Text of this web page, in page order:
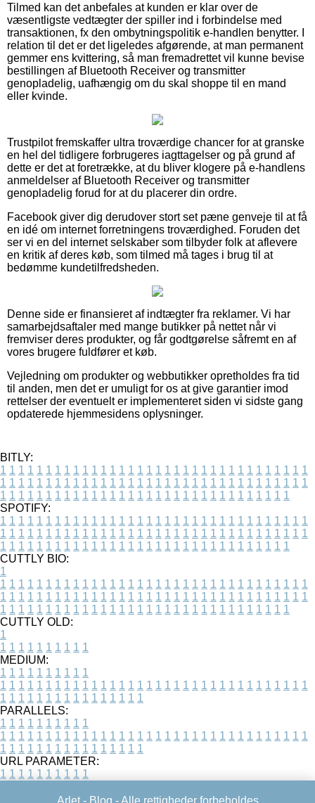
Tilmed kan det anbefales at kunden er klar over de
væsentligste vedtægter der spiller ind i forbindelse med
transaktionen, fx den ombytningspolitik e-handlen benytter. I
relation til det er det ligeledes afgørende, at man permanent
gemmer ens kvittering, så man fremadrettet vil kunne bevise
bestillingen af Bluetooth Receiver og transmitter
genopladelig, uafhængig om du skal shoppe til en mand
eller kvinde.
Trustpilot fremskaffer ultra troværdige chancer for at granske
en hel del tidligere forbrugeres iagttagelser og på grund af
dette er det at foretrække, at du bliver klogere på e-handlens
anmeldelser af Bluetooth Receiver og transmitter
genopladelig forud for at du placerer din ordre.
Facebook giver dig derudover stort set pæne genveje til at få
en idé om internet forretningens troværdighed. Foruden det
ser vi en del internet selskaber som tilbyder folk at aflevere
en kritik af deres køb, som tilmed må tages i brug til at
bedømme kundetilfredsheden.
Denne side er finansieret af indtægter fra reklamer. Vi har
samarbejdsaftaler med mange butikker på nettet når vi
fremviser deres produkter, og får godtgørelse såfremt en af
vores brugere fuldfører et køb.
Vejledning om produkter og webbutikker opretholdes fra tid
til anden, men det er umuligt for os at give garantier imod
rettelser der eventuelt er implementeret siden vi sidste gang
opdaterede hjemmesidens oplysninger.
BITLY:
1 1 1 1 1 1 1 1 1 1 1 1 1 1 1 1 1 1 1 1 1 1 1 1 1 1 1 1 1 1 1 1 1 1
1 1 1 1 1 1 1 1 1 1 1 1 1 1 1 1 1 1 1 1 1 1 1 1 1 1 1 1 1 1 1 1 1 1
1 1 1 1 1 1 1 1 1 1 1 1 1 1 1 1 1 1 1 1 1 1 1 1 1 1 1 1 1 1 1 1
SPOTIFY:
1 1 1 1 1 1 1 1 1 1 1 1 1 1 1 1 1 1 1 1 1 1 1 1 1 1 1 1 1 1 1 1 1 1
1 1 1 1 1 1 1 1 1 1 1 1 1 1 1 1 1 1 1 1 1 1 1 1 1 1 1 1 1 1 1 1 1 1
1 1 1 1 1 1 1 1 1 1 1 1 1 1 1 1 1 1 1 1 1 1 1 1 1 1 1 1 1 1 1 1
CUTTLY BIO:
1
1 1 1 1 1 1 1 1 1 1 1 1 1 1 1 1 1 1 1 1 1 1 1 1 1 1 1 1 1 1 1 1 1 1
1 1 1 1 1 1 1 1 1 1 1 1 1 1 1 1 1 1 1 1 1 1 1 1 1 1 1 1 1 1 1 1 1 1
1 1 1 1 1 1 1 1 1 1 1 1 1 1 1 1 1 1 1 1 1 1 1 1 1 1 1 1 1 1 1 1
CUTTLY OLD:
1
1 1 1 1 1 1 1 1 1 1
MEDIUM:
1 1 1 1 1 1 1 1 1 1
1 1 1 1 1 1 1 1 1 1 1 1 1 1 1 1 1 1 1 1 1 1 1 1 1 1 1 1 1 1 1 1 1 1
1 1 1 1 1 1 1 1 1 1 1 1 1 1 1 1
PARALLELS:
1 1 1 1 1 1 1 1 1 1
1 1 1 1 1 1 1 1 1 1 1 1 1 1 1 1 1 1 1 1 1 1 1 1 1 1 1 1 1 1 1 1 1 1
1 1 1 1 1 1 1 1 1 1 1 1 1 1 1 1
URL PARAMETER:
1 1 1 1 1 1 1 1 1 1
Arlet - Blog - Alle rettigheder forbeholdes